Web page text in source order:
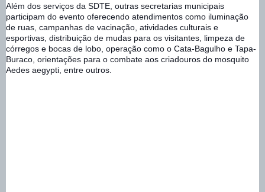
Além dos serviços da SDTE, outras secretarias municipais
participam do evento oferecendo atendimentos como iluminação
de ruas, campanhas de vacinação, atividades culturais e
esportivas, distribuição de mudas para os visitantes, limpeza de
córregos e bocas de lobo, operação como o Cata-Bagulho e Tapa-
Buraco, orientações para o combate aos criadouros do mosquito
Aedes aegypti, entre outros.